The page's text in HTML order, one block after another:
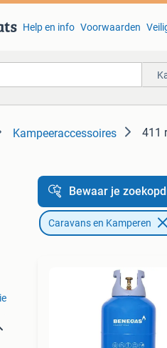
Help en info Voorwaarden
Kampeeraccessoires 411
Bewaar je
Caravans en Kamperen